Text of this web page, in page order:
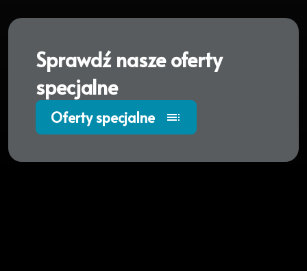
Sprawdź nasze oferty
specjalne
Oferty specjalne toc